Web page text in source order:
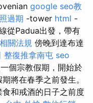
google seo教
過期 -tower html -
從Padua出發，帶有
關法規 傍晚到達布達
整復推拿南屯 seo
個宗教假期，開始於
將在春季之前發生。
和戒酒的日子之前度